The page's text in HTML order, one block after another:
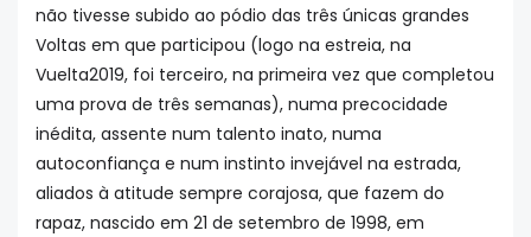
não tivesse subido ao pódio das três únicas grandes
Voltas em que participou (logo na estreia, na
Vuelta2019, foi terceiro, na primeira vez que completou
uma prova de três semanas), numa precocidade
inédita, assente num talento inato, numa
autoconfiança e num instinto invejável na estrada,
aliados à atitude sempre corajosa, que fazem do
rapaz, nascido em 21 de setembro de 1998, em